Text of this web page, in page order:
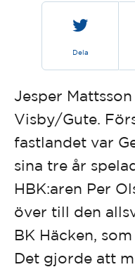
Dela
Jesper
Visby/Gute.
fastlandet var
sina tre år
HBK:aren Per
över till den
BK Häcken,
Det gjorde att